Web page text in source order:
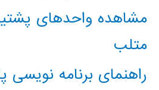
مشاهده واحدهای
متلب
راهنمای برنامه نویسی